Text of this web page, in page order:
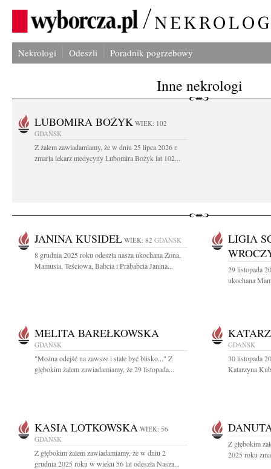
Nekrologi Odeszli Poradnik pogrzebowy
Inne nekrologi
LUBOMIRA BOŻYK WIEK: 102
GDAŃSK
Z żalem zawiadamiamy, że w dniu 25 lipca 2026 r.
zmarła lekarz medycyny Lubomira Bożyk lat 102...
JANINA KUSIDEŁ WIEK: 82 GDAŃSK
8 grudnia 2025 roku odeszła nasza ukochana Żona,
Mamusia, Teściowa, Babcia i Prababcia Janina...
LIGIA
29 listopada
ukochana
MELITA BAREŁKOWSKA
GDAŃSK
"Można odejść na zawsze i stale być blisko..." Z
głębokim żalem zawiadamiamy, że 29 listopada...
GDAŃSK
30 listopada
Katarzyna
KASIA LOTKOWSKA WIEK: 56
GDAŃSK
Z głębokim żalem zawiadamiamy, że w dniu 2
grudnia 2025 roku w wieku 56 lat odeszła Nasza...
Z głębokim
2025 roku